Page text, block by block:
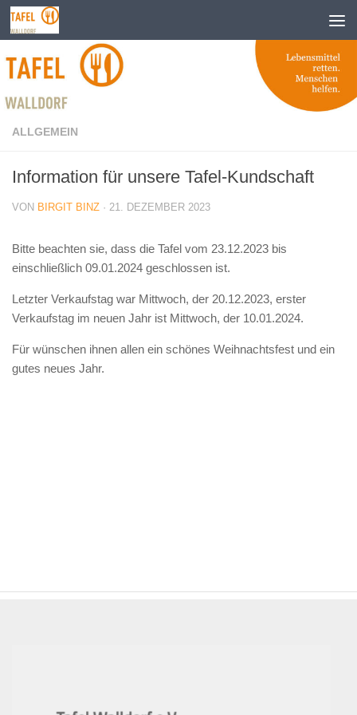
Zum Inhalt springen
ALLGEMEIN
Information für unsere Tafel-Kundschaft
VON BIRGIT BINZ · 21. DEZEMBER 2023
Bitte beachten sie, dass die Tafel vom 23.12.2023 bis
einschließlich 09.01.2024 geschlossen ist.
Letzter Verkaufstag war Mittwoch, der 20.12.2023, erster
Verkaufstag im neuen Jahr ist Mittwoch, der 10.01.2024.
Für wünschen ihnen allen ein schönes Weihnachtsfest und ein
gutes neues Jahr.